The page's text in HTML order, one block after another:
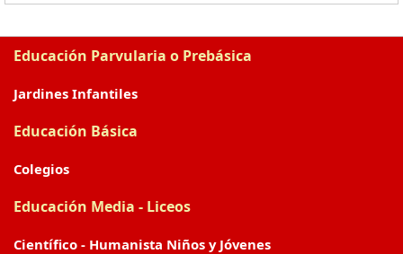
Educación Parvularia o Prebásica
Jardines Infantiles
Educación Básica
Colegios
Educación Media - Liceos
Científico - Humanista Niños y Jóvenes